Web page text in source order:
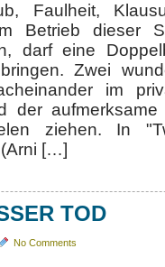
Faulheit,
Betrieb dieser
darf eine
Zwei
im
der
ziehen. In
[…]
TOD
No Comments